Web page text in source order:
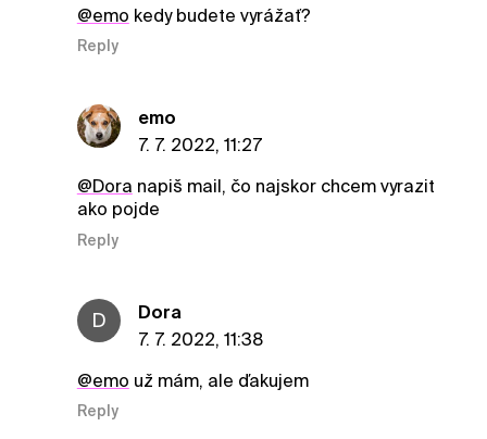
@emo kedy budete vyrážať?
Reply
emo
7. 7. 2022, 11:27
@Dora napiš mail, čo najskor chcem vyrazit
ako pojde
Reply
D
Dora
7. 7. 2022, 11:38
@emo už mám, ale ďakujem
Reply